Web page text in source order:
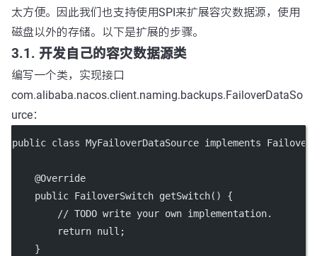
太方便。因此我们也支持使用SPI来扩展容灾数据源，使用
磁盘以外的存储。以下是扩展的步骤。
3.1. 开发自己的容灾数据源类
编写一个类，实现接口
com.alibaba.nacos.client.naming.backups.FailoverDataSo
urce：
public class MyFailoverDataSource implements
    @Override
    public FailoverSwitch getSwitch() {
        // TODO write your own implementation.
        return null;
    }